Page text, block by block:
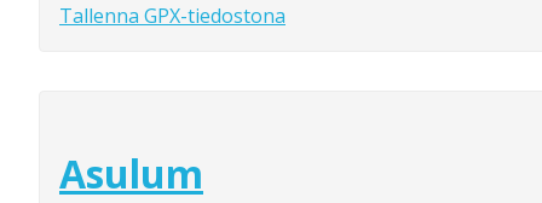
Tallenna GPX-tiedostona
Asulum